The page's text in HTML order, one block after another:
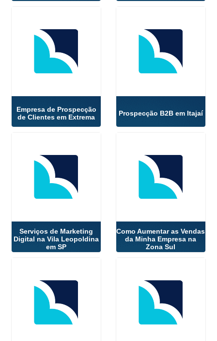
Empresa de Prospecção
de Clientes em Extrema
Prospecção B2B em Itajaí
Serviços de Marketing
Digital na Vila Leopoldina
em SP
Como Aumentar as Vendas
da Minha Empresa na
Zona Sul